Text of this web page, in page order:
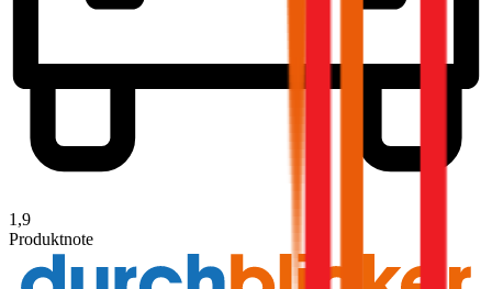
1,9
Produktnote